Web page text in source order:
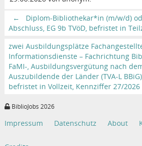
←
Diplom-Bibliothekar*in (m/w/d)
Abschluss, EG 9b TVöD, befristet in
zwei Ausbildungsplätze
Informationsdienste – Fachrichtung
FaMI-, Ausbildungsvergütung nach
Auszubildende der Länder (TVA-L
befristet in Vollzeit, Kennziffer 27/2026
BiblioJobs 2026
Impressum Datenschutz About